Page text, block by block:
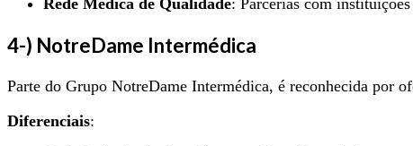
Rede Médica de Qualidade: Parcerias com
4-) NotreDame Intermédica
Parte do Grupo NotreDame Intermédica, é reconhecida por
Diferenciais: